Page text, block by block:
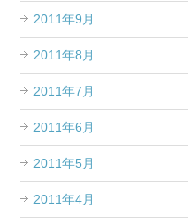
2011年9月
2011年8月
2011年7月
2011年6月
2011年5月
2011年4月